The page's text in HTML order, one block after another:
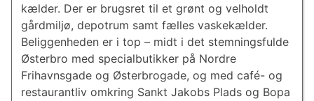
kælder. Der er brugsret til et grønt og velholdt
gårdmiljø, depotrum samt fælles vaskekælder.
Beliggenheden er i top – midt i det stemningsfulde
Østerbro med specialbutikker på Nordre
Frihavnsgade og Østerbrogade, og med café- og
restaurantliv omkring Sankt Jakobs Plads og Bopa